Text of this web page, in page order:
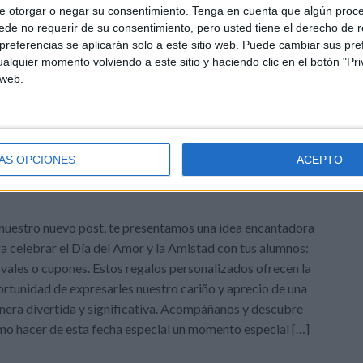
otorgar o negar su consentimiento. Tenga en cuenta que algún
no requerir de su consentimiento, pero usted tiene el derecho de
se aplicarán solo a este sitio web. Puede cambiar sus
momento volviendo a este sitio y haciendo clic en el botón
OPCIONES ACEPTO
enero,abrazos ,autoestima,cupones ,Día del abrazo,
y la amistad para dar a
nuevo post, te presentamos una idea encantadora
celebrar el Día del Amor y la Amistad con tus alumnos:
o cupones. Estos regalos personalizados ofrecen la
de expresarles nuestro cariño y aprecio de una
divertida y significativa. Acompáñanos y descubre
hacer de esta fecha especial un momento especial […]